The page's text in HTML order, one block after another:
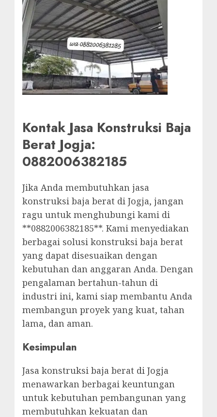
Kontak Jasa Konstruksi Baja
Berat Jogja:
0882006382185
Jika Anda membutuhkan jasa
konstruksi baja berat di Jogja, jangan
ragu untuk menghubungi kami di
**0882006382185**. Kami menyediakan
berbagai solusi konstruksi baja berat
yang dapat disesuaikan dengan
kebutuhan dan anggaran Anda. Dengan
pengalaman bertahun-tahun di
industri ini, kami siap membantu Anda
membangun proyek yang kuat, tahan
lama, dan aman.
Kesimpulan
Jasa konstruksi baja berat di Jogja
menawarkan berbagai keuntungan
untuk kebutuhan pembangunan yang
membutuhkan kekuatan dan